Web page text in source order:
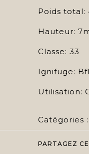
Poids total:
Hauteur:
Classe: 33
Ignifuge:
Utilisation:
Catégories :
PARTAGEZ